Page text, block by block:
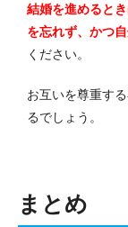
結婚を進めると
を忘れず、かつ
ください。
お互いを尊重す
るでしょう。
まとめ